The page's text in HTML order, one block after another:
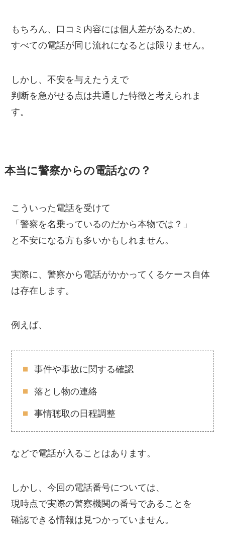
もちろん、口コミ内容には個人差があるため、
すべての電話が同じ流れになるとは限りません。
しかし、不安を与えたうえで
判断を急がせる点は共通した特徴と考えられま
す。
本当に警察からの電話なの？
こういった電話を受けて
「警察を名乗っているのだから本物では？」
と不安になる方も多いかもしれません。
実際に、警察から電話がかかってくるケース自体
は存在します。
例えば、
事件や事故に関する確認
落とし物の連絡
事情聴取の日程調整
などで電話が入ることはあります。
しかし、今回の電話番号については、
現時点で実際の警察機関の番号であることを
確認できる情報は見つかっていません。